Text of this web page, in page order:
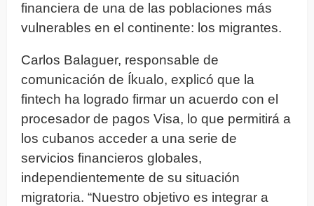
financiera de una de las poblaciones más
vulnerables en el continente: los migrantes.
Carlos Balaguer, responsable de
comunicación de Íkualo, explicó que la
fintech ha logrado firmar un acuerdo con el
procesador de pagos Visa, lo que permitirá a
los cubanos acceder a una serie de
servicios financieros globales,
independientemente de su situación
migratoria. “Nuestro objetivo es integrar a